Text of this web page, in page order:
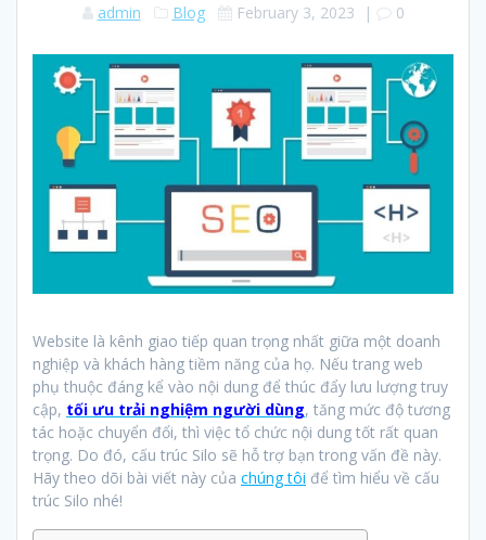
admin Blog February 3, 2023 | 0
Website là kênh giao tiếp quan trọng nhất giữa một doanh
nghiệp và khách hàng tiềm năng của họ. Nếu trang web
phụ thuộc đáng kể vào nội dung để thúc đẩy lưu lượng truy
cập, tối ưu trải nghiệm người dùng, tăng mức độ tương
tác hoặc chuyển đổi, thì việc tổ chức nội dung tốt rất quan
trọng. Do đó, cấu trúc Silo sẽ hỗ trợ bạn trong vấn đề này.
Hãy theo dõi bài viết này của chúng tôi để tìm hiểu về cấu
trúc Silo nhé!